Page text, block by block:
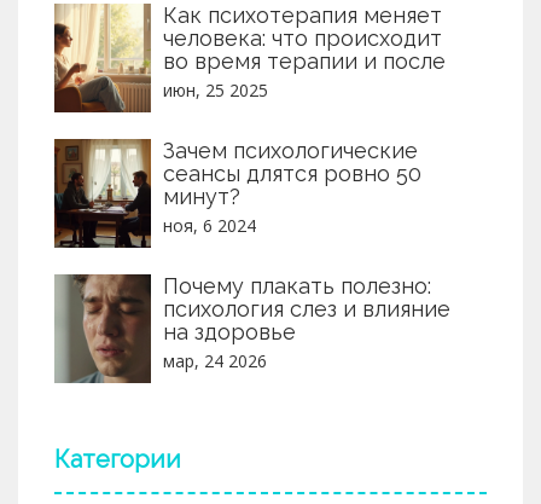
Как психотерапия меняет
человека: что происходит
во время терапии и после
июн, 25 2025
Зачем психологические
сеансы длятся ровно 50
минут?
ноя, 6 2024
Почему плакать полезно:
психология слез и влияние
на здоровье
мар, 24 2026
Категории